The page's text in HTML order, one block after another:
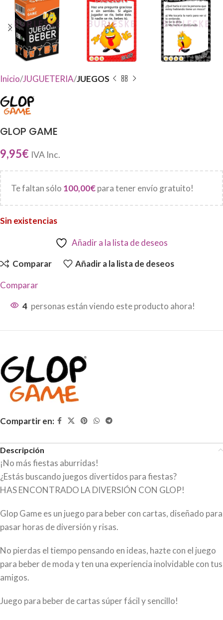
Inicio JUGUETERIA JUEGOS
GLOP GAME
9,95€ IVA Inc.
Te faltan sólo 100,00€para tener envío gratuito!
Sin existencias
Añadir a la lista de deseos
Comparar Añadir a la lista de deseos
Comparar
4 personas están viendo este producto ahora!
Compartir en:
Descripción
¡No más fiestas aburridas!
¿Estás buscando juegos divertidos para fiestas?
HAS ENCONTRADO LA DIVERSIÓN CON GLOP!
Glop Game es un juego para beber con cartas, diseñado para
pasar horas de diversión y risas.
No pierdas el tiempo pensando en ideas, hazte con el juego
para beber de moda y ten una experiencia inolvidable con tus
amigos.
Juego para beber de cartas súper fácil y sencillo!